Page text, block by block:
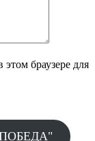
браузере для